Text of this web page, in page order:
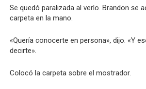
Se quedó paralizada al verlo. Brandon se
carpeta en la mano.
«Quería conocerte en persona», dijo. «Y
decirte».
Colocó la carpeta sobre el mostrador.